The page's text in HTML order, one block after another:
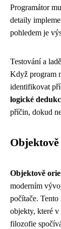
Programátor
detaily
pohledem je
Testování a
Když program
identifikovat
logické
příčin, dokud
Objektově
moderním
počítače.
objekty, které
filozofie